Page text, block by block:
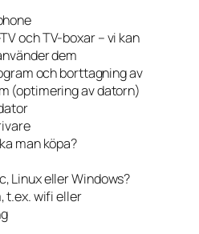
och TV-boxar – vi kan
dem
och borttagning av
(optimering av datorn)
man köpa?
Linux eller Windows?
t.ex. wifi eller